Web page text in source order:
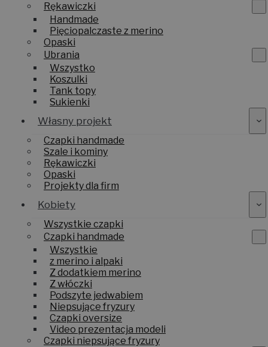
Rękawiczki
Handmade
Pięciopalczaste z merino
Opaski
Ubrania
Wszystko
Koszulki
Tank topy
Sukienki
Własny projekt
Czapki handmade
Szale i kominy
Rękawiczki
Opaski
Projekty dla firm
Kobiety
Wszystkie czapki
Czapki handmade
Wszystkie
z merino i alpaki
Z dodatkiem merino
Z włóczki
Podszyte jedwabiem
Niepsujące fryzury
Czapki oversize
Video prezentacja modeli
Czapki niepsujące fryzury